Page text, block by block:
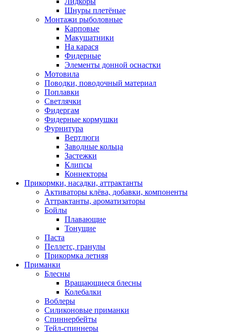
Шнуры плетёные
Монтажи рыболовные
Карповые
Макушатники
На карася
Фидерные
Элементы донной оснастки
Мотовила
Поводки, поводочный материал
Поплавки
Светлячки
Фидергам
Фидерные кормушки
Фурнитура
Вертлюги
Заводные кольца
Застежки
Клипсы
Коннекторы
Прикормки, насадки, аттрактанты
Активаторы клёва, добавки, компоненты
Аттрактанты, ароматизаторы
Бойлы
Плавающие
Тонущие
Паста
Пеллетс, гранулы
Прикормка летняя
Приманки
Блесны
Вращающиеся блесны
Колебалки
Воблеры
Силиконовые приманки
Спиннербейты
Тейл-спиннеры